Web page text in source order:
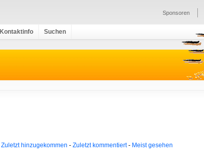
Sponsoren
Kontaktinfo Suchen
Zuletzt hinzugekommen - Zuletzt kommentiert- Meist gesehen